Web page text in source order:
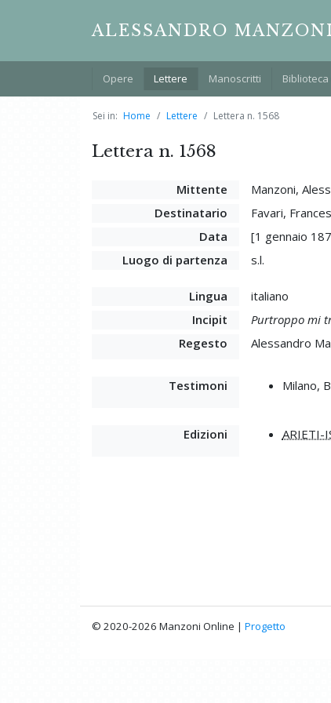
ALESSANDRO
Opere Lettere Manoscritti
Sei in: Home Lettere Lettera n. 1568
Lettera n. 1568
Mittente
Manzoni,
Destinatario
Favari,
Data
[1 gennaio
Luogo di partenza
s.l.
Lingua
italiano
Incipit
Purtroppo mi
Regesto
Alessandro
Testimoni Milano,
Edizioni ARIETI-
© 2020-2026 Manzoni Online | Progetto